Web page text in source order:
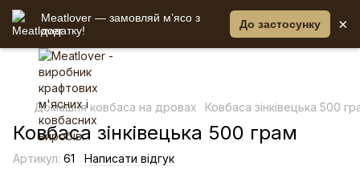
Meatlover — замовляй мʼясо з
додатку!
До застосунку ×
Домашня ковбаса на дровах Ковбаса зінківецька 500
Ковбаса зінківецька 500 грам
Артикул: 61 Написати відгук